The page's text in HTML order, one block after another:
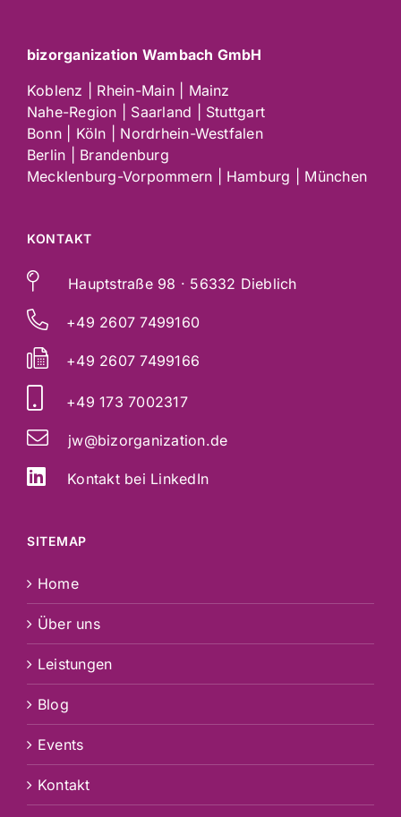
bizorganization Wambach GmbH
Koblenz | Rhein-Main | Mainz
Nahe-Region | Saarland | Stuttgart
Bonn | Köln | Nordrhein-Westfalen
Berlin | Brandenburg
Mecklenburg-Vorpommern | Hamburg | München
KONTAKT
Hauptstraße 98 · 56332 Dieblich
+49 2607 7499160
+49 2607 7499166
+49 173 7002317
jw@bizorganization.de
Kontakt bei LinkedIn
SITEMAP
Home
Über uns
Leistungen
Blog
Events
Kontakt